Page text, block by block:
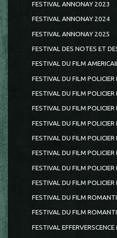
FESTIVAL ANNONAY 2023
FESTIVAL ANNONAY 2024
FESTIVAL ANNONAY 2025
FESTIVAL DES NOTES ET
FESTIVAL DU FILM
FESTIVAL DU FILM
FESTIVAL DU FILM
FESTIVAL DU FILM
FESTIVAL DU FILM
FESTIVAL DU FILM
FESTIVAL DU FILM
FESTIVAL DU FILM
FESTIVAL DU FILM
FESTIVAL DU FILM
FESTIVAL DU FILM
FESTIVAL